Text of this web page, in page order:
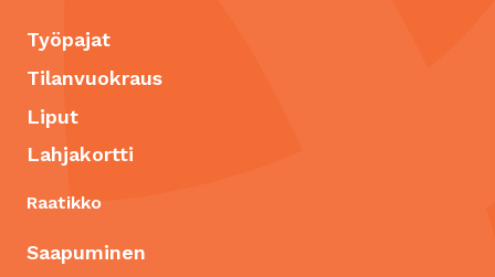
Työpajat
Tilanvuokraus
Liput
Lahjakortti
Raatikko
Saapuminen